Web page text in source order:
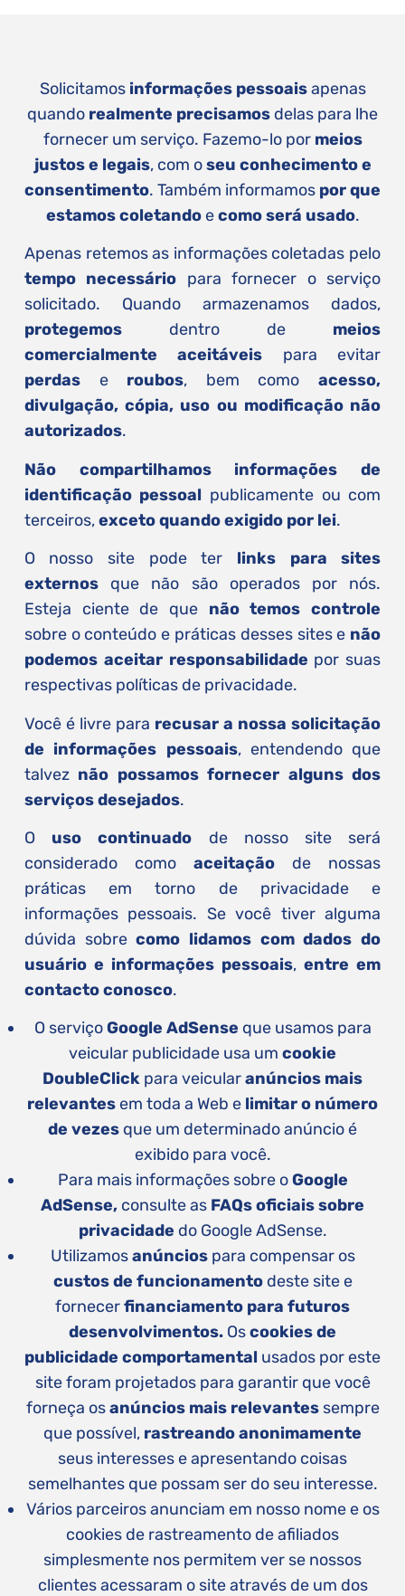
Solicitamos informações pessoaisapenas
quando realmente precisamos delas para lhe
fornecer um serviço. Fazemo-lo por meios
justos e legais, com oseu conhecimento e
consentimento. Também informamos por que
estamos coletandoecomo será usado.
Apenas retemos as informações coletadas pelo
tempo necessário para fornecer o serviço
solicitado. Quando armazenamos dados,
protegemosdentro de meios
comercialmente aceitáveis para evitar
perdase roubos, bem comoacesso,
divulgação, cópia, uso ou modificação não
autorizados.
Não compartilhamos informações de
identificação pessoal publicamente ou com
terceiros,exceto quando exigido por lei.
O nosso site pode ter links para sites
externosque não são operados por nós.
Esteja ciente de que não temos controle
sobre o conteúdo e práticas desses sites e não
podemos aceitar responsabilidade por suas
respectivas políticas de privacidade.
Você é livre para recusar a nossa solicitação
de informações pessoais, entendendo que
talvez não possamos fornecer alguns dos
serviços desejados.
O uso continuado de nosso site será
considerado como aceitação de nossas
práticas em torno de privacidade e
informações pessoais. Se você tiver alguma
dúvida sobrecomo lidamos com dados do
usuário e informações pessoais,entre em
contacto conosco.
O serviçoGoogle AdSense que usamos para
veicular publicidade usa um cookie
DoubleClick para veicularanúncios mais
relevantes em toda a Web e limitar o número
de vezes que um determinado anúncio é
exibido para você.
Para mais informações sobre oGoogle
AdSense, consulte as FAQs oficiais sobre
privacidade do Google AdSense.
Utilizamosanúnciospara compensar os
custos de funcionamentodeste site e
fornecerfinanciamento para futuros
desenvolvimentos. Oscookies de
publicidade comportamental usados ​​por este
site foram projetados para garantir que você
forneça osanúncios mais relevantessempre
que possível, rastreando anonimamente
seus interesses e apresentando coisas
semelhantes que possam ser do seu interesse.
Vários parceiros anunciam em nosso nome e os
cookies de rastreamento de afiliados
simplesmente nos permitem ver se nossos
clientes acessaram o site através de um dos